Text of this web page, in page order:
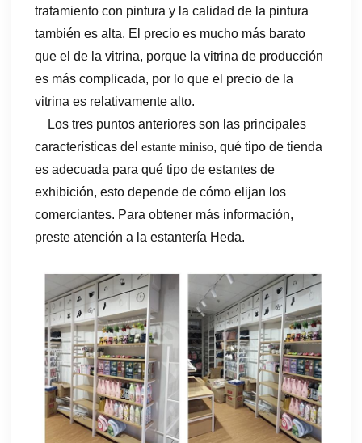
tratamiento con pintura y la calidad de la pintura
también es alta. El precio es mucho más barato
que el de la vitrina, porque la vitrina de producción
es más complicada, por lo que el precio de la
vitrina es relativamente alto.
Los tres puntos anteriores son las principales
características delestante miniso, qué tipo de tienda
es adecuada para qué tipo de estantes de
exhibición, esto depende de cómo elijan los
comerciantes. Para obtener más información,
preste atención a la estantería Heda.